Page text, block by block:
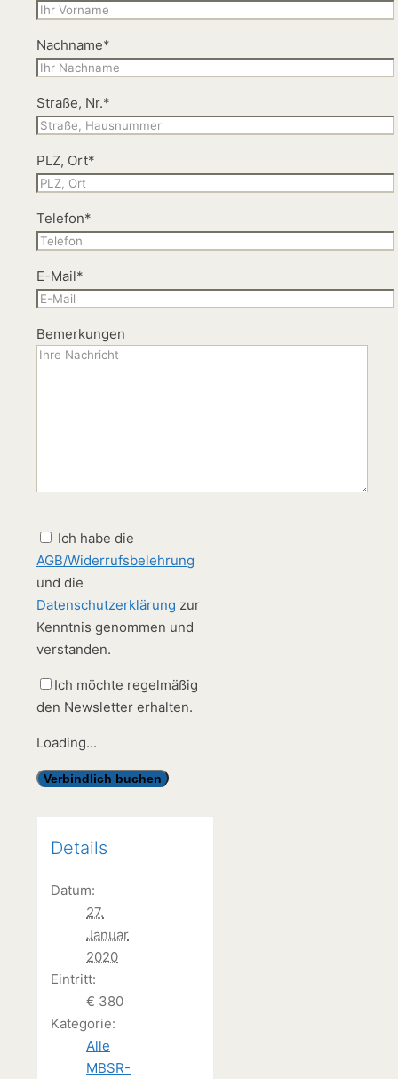
Nachname*
Straße, Nr.*
PLZ, Ort*
Telefon*
E-Mail*
Bemerkungen
Ich habe die
AGB/Widerrufsbelehrung
und die
Datenschutzerklärung zur
Kenntnis genommen und
verstanden.
Ich möchte regelmäßig
den Newsletter erhalten.
Loading...
Details
Datum:
27.
Januar
2020
Eintritt:
€ 380
Kategorie:
Alle
MBSR-